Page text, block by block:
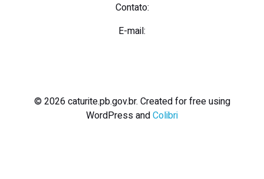
Contato:
E-mail:
© 2026 caturite.pb.gov.br. Created for free using
WordPress andColibri